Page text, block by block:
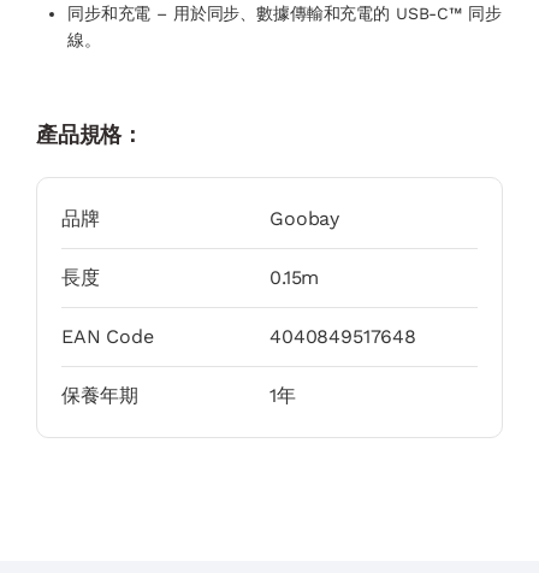
同步和充電 – 用於同步、數據傳輸和充電的 USB-C™ 同步
線。
產品規格：
品牌 Goobay
長度 0.15m
EAN Code 4040849517648
保養年期 1年